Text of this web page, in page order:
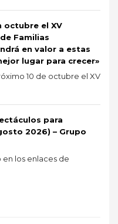
octubre el XV
Familias
en valor a estas
lugar para crecer»
10 de octubre el XV
para
2026) – Grupo
los enlaces de